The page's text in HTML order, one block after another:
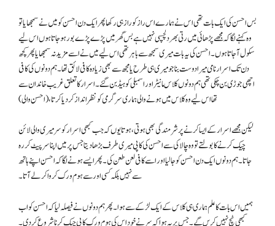
بس احسن کی ایک بات تھی اس نے ہمارے اس راز کو راز ہی رکھا پھر ایک دن احسن کو میں نے سمجھایا تو
وہ کہنے لگا کہ مجھے پڑھائی میں رتی بھر دلچسپی نہیں ہے بس گھر میں پڑے پڑے بور ہوجاتا ہوں اس لیے
سکول آجاتا ہوں۔ احسن کی یہ بات میری سمجھ سے باہر تھی اس لیے میں نے اسے مزید نہ سمجھایا پھر کچھ
دن تک اسرار نامی میرا دوست بنا جو میری ہی طرح یا مجھ سے بھی زیادہ کافی لائق تھا۔ ہم دونوں کی کافی
اچھی جوڑی بن چکی تھی ہم دونوں کلاس مانیٹر اور اسمبلی کو ہیڈ بن گئے۔ اسرار کا تعلق غریب خاندان سے
تھا اس لیے وہ کلاس میں ہونے والی ہماری سرگرمی کو نظر انداز کردیا کرتا، (احسن والی)
لیکن مجھے اسرار کے ایسا کرنے پر شرمندگی بھی ہوتی، ہوتا یوں کہ جب کبھی اسرار کو سر میری والی لائن
چیک کرنے کا بولتے تو وہ چالاکی سے احسن کی کاپی میری طرف بڑھا دیتا جس پر میں اپنا سر پیٹ کر رہ
جاتا۔ ہم دونوں ایک دن احسن کو جا لیا اور اسے کافی لعن طعن کی۔ پھر ایسے ہونے لگا کہ احسن اپنے ہاتھ
سے نہیں بلکہ کسی اور سے ہوم ورک کروا کر لے آتا۔
ہمیں اس بات کا علم ہماری ہی کلاس کے ایک لڑکے سے ہوا۔ پھر ہم دونوں نے فیصلہ لیا کہ احسن کو اب
کبھی ٹچ نہیں کریں گے۔ جس پر یہ ہوا کہ سر نے خود اس کی ہوم ورک کاپی چیک کرنا شروع کردی۔